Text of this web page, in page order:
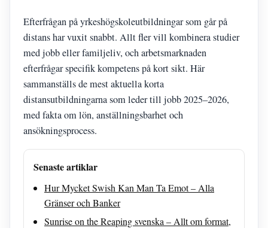
Efterfrågan på yrkeshögskoleutbildningar som går på
distans har vuxit snabbt. Allt fler vill kombinera studier
med jobb eller familjeliv, och arbetsmarknaden
efterfrågar specifik kompetens på kort sikt. Här
sammanställs de mest aktuella korta
distansutbildningarna som leder till jobb 2025–2026,
med fakta om lön, anställningsbarhet och
ansökningsprocess.
Senaste artiklar
Hur Mycket Swish Kan Man Ta Emot – Alla
Gränser och Banker
Sunrise on the Reaping svenska – Allt om format,